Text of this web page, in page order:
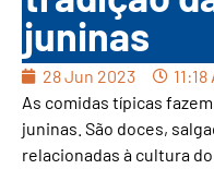
juninas
28 Jun 2023
11:18
As comidas típicas
juninas. São doces,
relacionadas à cultura